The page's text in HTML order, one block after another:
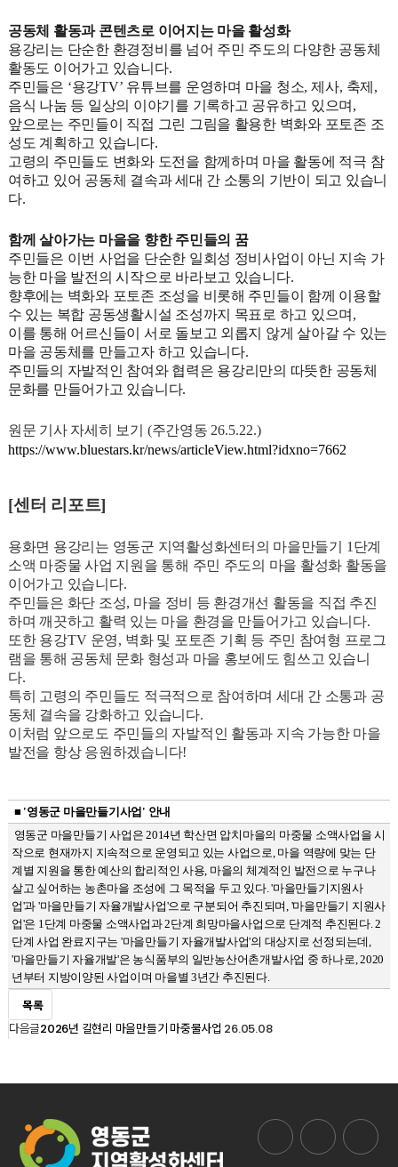
공동체 활동과 콘텐츠로 이어지는 마을 활성화
용강리는 단순한 환경정비를 넘어 주민 주도의 다양한 공동체
활동도 이어가고 있습니다.
주민들은 ‘용강TV’ 유튜브를 운영하며 마을 청소,제사, 축제 ,
음식 나눔 등 일상의 이야기를 기록하고 공유하고 있으며 ,
앞으로는 주민들이 직접 그린 그림을 활용한 벽화와 포토존 조
성도 계획하고 있습니다.
고령의 주민들도 변화와 도전을 함께하며 마을 활동에 적극 참
여하고 있어 공동체 결속과 세대 간 소통의 기반이 되고 있습니
다.
함께 살아가는 마을을 향한 주민들의 꿈
주민들은 이번 사업을 단순한 일회성 정비사업이 아닌 지속 가
능한 마을 발전의 시작으로 바라보고 있습니다.
향후에는 벽화와 포토존 조성을 비롯해 주민들이 함께 이용할
수 있는 복합 공동생활시설 조성까지 목표로 하고 있으며 ,
이를 통해 어르신들이 서로 돌보고 외롭지 않게 살아갈 수 있는
마을 공동체를 만들고자 하고 있습니다.
주민들의 자발적인 참여와 협력은 용강리만의 따뜻한 공동체
문화를 만들어가고 있습니다.
원문 기사 자세히 보기 (주간영동 26.5.22.)
https://www.bluestars.kr/news/articleView.html?idxno=7662
[센터 리포트]
용화면 용강리는 영동군 지역활성화센터의 마을만들기 1단계
소액 마중물 사업 지원을 통해 주민 주도의 마을 활성화 활동을
이어가고 있습니다.
주민들은 화단 조성, 마을 정비 등 환경개선 활동을 직접 추진
하며 깨끗하고 활력 있는 마을 환경을 만들어가고 있습니다.
또한 용강TV 운영, 벽화 및 포토존 기획 등 주민 참여형 프로그
램을 통해 공동체 문화 형성과 마을 홍보에도 힘쓰고 있습니
다.
특히 고령의 주민들도 적극적으로 참여하며 세대 간 소통과 공
동체 결속을 강화하고 있습니다.
이처럼 앞으로도 주민들의 자발적인 활동과 지속 가능한 마을
발전을 항상 응원하겠습니다!
■ '영동군 마을만들기사업' 안내
영동군 마을만들기 사업은 2014년 학산면 압치마을의 마중물 소액사업을 시
작으로 현재까지 지속적으로 운영되고 있는 사업으로, 마을 역량에 맞는 단
계별 지원을 통한 예산의 합리적인 사용, 마을의 체계적인 발전으로 누구나
살고 싶어하는 농촌마을 조성에 그 목적을 두고 있다. '마을만들기지원사
업'과 '마을만들기 자율개발사업'으로 구분되어 추진되며, '마을만들기 지원사
업'은 1단계 마중물 소액사업과 2단계 희망마을사업으로 단계적 추진된다. 2
단계 사업 완료지구는 '마을만들기 자율개발사업'의 대상지로 선정되는데,
'마을만들기 자율개발'은 농식품부의 일반농산어촌개발사업 중 하나로, 2020
년부터 지방이양된 사업이며 마을별 3년간 추진된다.
목록
다음글2026년 길현리 마을만들기 마중물사업 26.05.08